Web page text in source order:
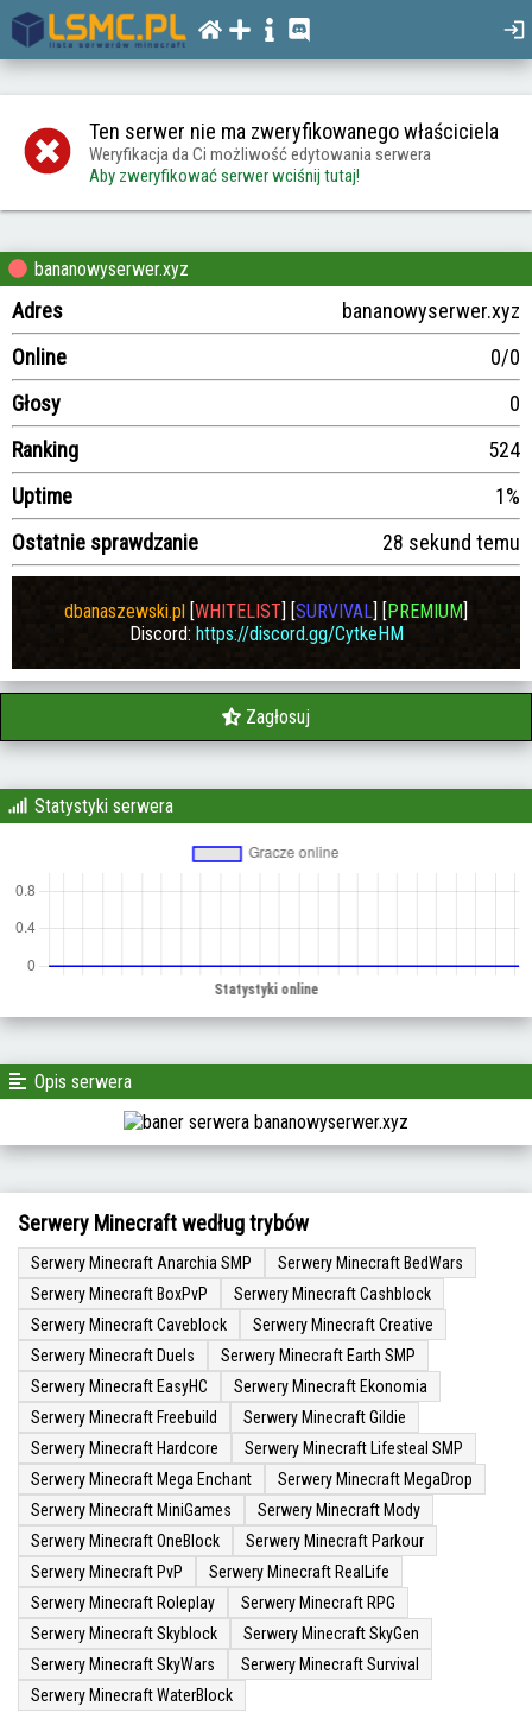
Ten serwer nie ma zweryfikowanego właściciela
Weryfikacja da Ci możliwość edytowania serwera
Aby zweryfikować serwer wciśnij tutaj!
bananowyserwer.xyz
Adres
bananowyserwer.xyz
Online
0/0
Głosy
0
Ranking
524
Uptime
1%
Ostatnie sprawdzanie
28 sekund temu
dbanaszewski.pl [WHITELIST] [SURVIVAL] [PREMIUM]
Discord: https://discord.gg/CytkeHM
Zagłosuj
Statystyki serwera
Opis serwera
Serwery Minecraft według trybów
Serwery Minecraft Anarchia SMP
Serwery Minecraft BedWars
Serwery Minecraft BoxPvP
Serwery Minecraft Cashblock
Serwery Minecraft Caveblock
Serwery Minecraft Creative
Serwery Minecraft Duels
Serwery Minecraft Earth SMP
Serwery Minecraft EasyHC
Serwery Minecraft Ekonomia
Serwery Minecraft Freebuild
Serwery Minecraft Gildie
Serwery Minecraft Hardcore
Serwery Minecraft Lifesteal SMP
Serwery Minecraft Mega Enchant
Serwery Minecraft MegaDrop
Serwery Minecraft MiniGames
Serwery Minecraft Mody
Serwery Minecraft OneBlock
Serwery Minecraft Parkour
Serwery Minecraft PvP
Serwery Minecraft RealLife
Serwery Minecraft Roleplay
Serwery Minecraft RPG
Serwery Minecraft Skyblock
Serwery Minecraft SkyGen
Serwery Minecraft SkyWars
Serwery Minecraft Survival
Serwery Minecraft WaterBlock